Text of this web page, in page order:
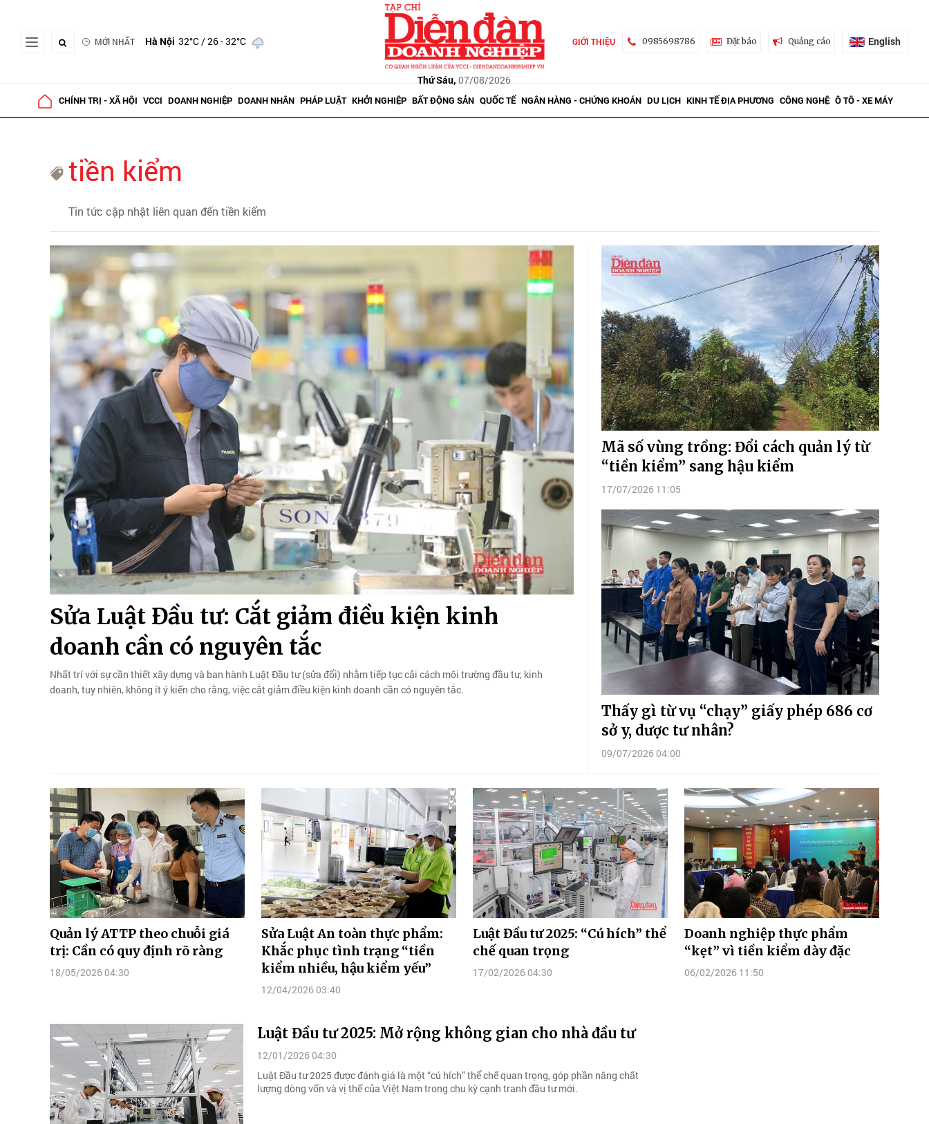
MỚI NHẤT Hà Nội 32°C/ 26 - 32°C
Thứ Sáu, 07/08/2026
GIỚI THIỆU 0985698786 Đặt báo Quảng cáo English
CHÍNH TRỊ - XÃ HỘI VCCI DOANH NGHIỆP DOANH NHÂN PHÁP LUẬT KHỞI NGHIỆP BẤT ĐỘNG SẢN QUỐC TẾ NGÂN HÀNG - CHỨNG KHOÁN DU LỊCH KINH TẾ ĐỊA PHƯƠNG CÔNG NGHỆ Ô TÔ - XE MÁY
tiền kiểm
Tin tức cập nhật liên quan đến tiền kiểm
Sửa Luật Đầu tư: Cắt giảm điều kiện kinh
doanh cần có nguyên tắc
Nhất trí với sự cần thiết xây dựng và ban hành Luật Đầu tư (sửa đổi) nhằm tiếp tục cải cách môi trường đầu tư, kinh
doanh, tuy nhiên, không ít ý kiến cho rằng, việc cắt giảm điều kiện kinh doanh cần có nguyên tắc.
Mã số vùng trồng: Đổi cách quản lý từ
“tiền kiểm” sang hậu kiểm
17/07/2026 11:05
Thấy gì từ vụ “chạy” giấy phép 686 cơ
sở y, dược tư nhân?
09/07/2026 04:00
Quản lý ATTP theo chuỗi giá
trị: Cần có quy định rõ ràng
18/05/2026 04:30
Sửa Luật An toàn thực phẩm:
Khắc phục tình trạng “tiền
kiểm nhiều, hậu kiểm yếu”
12/04/2026 03:40
Luật Đầu tư 2025: “Cú hích” thể
chế quan trọng
17/02/2026 04:30
Doanh nghiệp thực phẩm
“kẹt” vì tiền kiểm dày đặc
06/02/2026 11:50
Luật Đầu tư 2025: Mở rộng không gian cho nhà đầu tư
12/01/2026 04:30
Luật Đầu tư 2025 được đánh giá là một “cú hích” thể chế quan trọng, góp phần nâng chất
lượng dòng vốn và vị thế của Việt Nam trong chu kỳ cạnh tranh đầu tư mới.